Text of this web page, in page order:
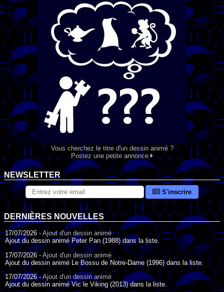
Vous cherchez le titre d'un dessin animé ?
Postez une petite annonce
NEWSLETTER
S'inscrire
DERNIÈRES NOUVELLES
17/07/2026 - Ajout d'un dessin animé
Ajout du dessin animé Peter Pan (1988) dans la liste.
17/07/2026 -Ajout d'un dessin animé
Ajout du dessin animé Le Bossu de Notre-Dame (1996) dans la liste.
17/07/2026 -Ajout d'un dessin animé
Ajout du dessin animé Vic le Viking (2013) dans la liste.